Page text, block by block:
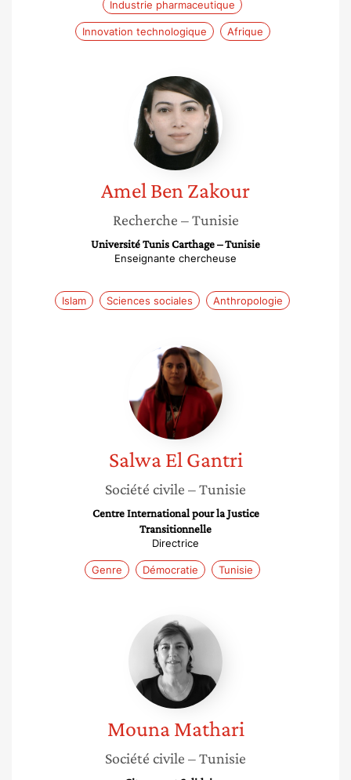
Industrie pharmaceutique
Innovation technologique Afrique
Amel
Ben
Zakour
Amel Ben Zakour
Recherche – Tunisie
Université Tunis Carthage – Tunisie
Enseignante chercheuse
Islam Sciences sociales Anthropologie
Salwa
El
Gantri
Salwa El Gantri
Société civile – Tunisie
Centre International pour la Justice
Transitionnelle
Directrice
Genre Démocratie Tunisie
Mouna
Mathari
Mouna Mathari
Société civile – Tunisie